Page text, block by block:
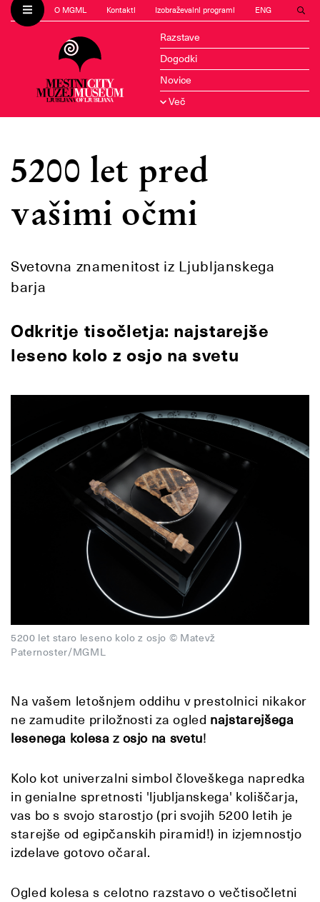
O MGML Kontakti Izobraževalni programi ENG
Razstave
Dogodki
Novice
Več
5200 let pred
vašimi očmi
Svetovna znamenitost iz Ljubljanskega
barja
Odkritje tisočletja: najstarejše
leseno kolo z osjo na svetu
5200 let staro leseno kolo z osjo © Matevž
Paternoster/MGML
Na vašem letošnjem oddihu v prestolnici nikakor
ne zamudite priložnosti za ogled najstarejšega
lesenega kolesa z osjo na svetu!
Kolo kot univerzalni simbol človeškega napredka
in genialne spretnosti 'ljubljanskega' koliščarja,
vas bo s svojo starostjo (pri svojih 5200 letih je
starejše od egipčanskih piramid!) in izjemnostjo
izdelave gotovo očaral.
Ogled kolesa s celotno razstavo o večtisočletni